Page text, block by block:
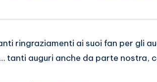
ringraziamenti ai suoi fan per gli
tanti auguri anche da parte nostra,